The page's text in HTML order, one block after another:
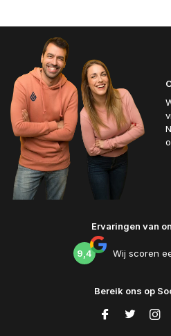
Ervaringen van
9,4 Wij scoren
Bereik ons op